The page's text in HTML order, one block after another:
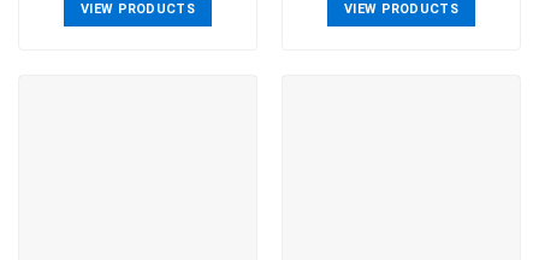
VIEW PRODUCTS VIEW PRODUCTS